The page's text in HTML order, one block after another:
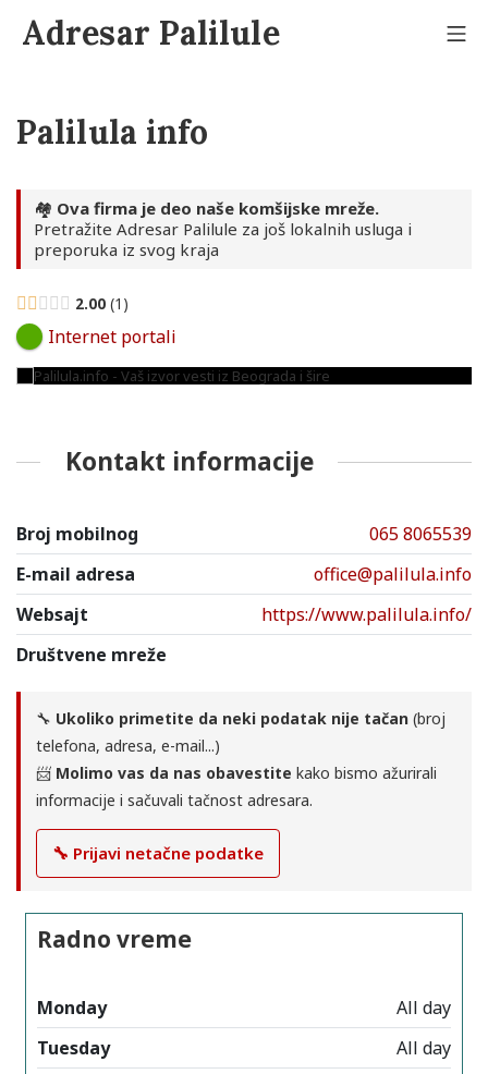
content
Adresar Palilule
Palilula info
🏘️ Ova firma je deo naše komšijske mreže.
Pretražite Adresar Palilule za još lokalnih usluga i
preporuka iz svog kraja
2.00 1
Internet portali
Kontakt informacije
Broj mobilnog
065 8065539
E-mail adresa
office@palilula.info
Websajt
https://www.palilula.info/
Društvene mreže
🔧 Ukoliko primetite da neki podatak nije tačan (broj
telefona, adresa, e-mail...)
📨 Molimo vas da nas obavestite kako bismo ažurirali
informacije i sačuvali tačnost adresara.
🔧 Prijavi netačne podatke
Radno vreme
Monday
All day
Tuesday
All day